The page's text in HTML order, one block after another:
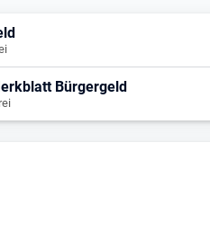
Bürgergeld